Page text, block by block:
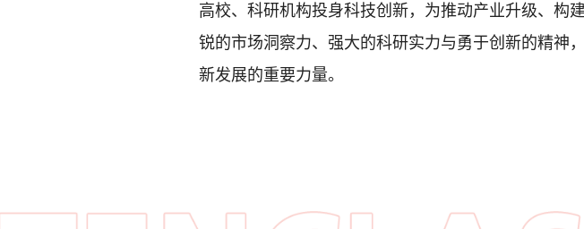
高校、科研机构投身科技创新，为推动产业升级、构
锐的市场洞察力、强大的科研实力与勇于创新的精神
新发展的重要力量。